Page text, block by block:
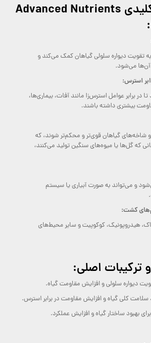
ویژگی‌های کلیدی Advanced Nutrients
تقویت دیواره سلولی گیاهان کمک می‌کند و
می‌شود.
استرس:
در برابر عوامل استرس‌زا مانند آفات، بیماری‌ها،
بیشتری داشته باشند.
گیاهان قوی‌تر و محکم‌تر شوند، که
که گل‌ها یا میوه‌های سنگین تولید می‌کنند،
و می‌تواند به صورت آبیاری یا سیستم
کشت:
هیدروپونیک، کوکوپیت و سایر محیط‌های
ترکیبات اصلی:
دیواره سلولی و افزایش مقاومت گیاه.
سلامت کلی گیاه و افزایش مقاومت در برابر استرس.
برای بهبود ساختار گیاه و افزایش عملکرد.